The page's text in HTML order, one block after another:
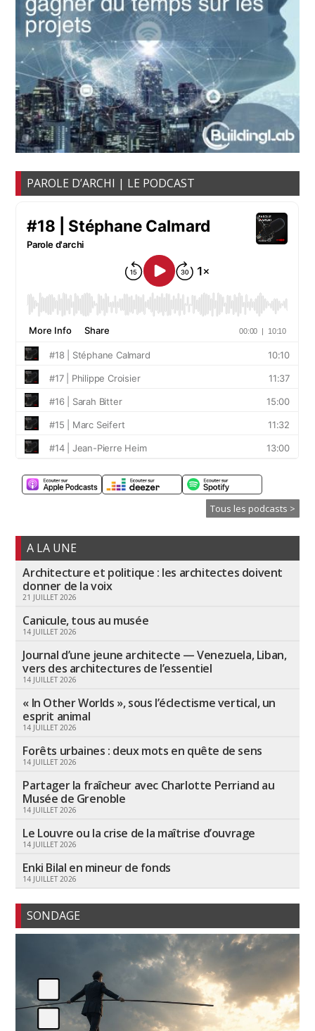
PAROLE D’ARCHI | LE PODCAST
Tous les podcasts >
A LA UNE
Architecture et politique : les architectes doivent
donner de la voix
21 JUILLET 2026
Canicule, tous au musée
14 JUILLET 2026
Journal d’une jeune architecte — Venezuela, Liban,
vers des architectures de l’essentiel
14 JUILLET 2026
« In Other Worlds », sous l’éclectisme vertical, un
esprit animal
14 JUILLET 2026
Forêts urbaines : deux mots en quête de sens
14 JUILLET 2026
Partager la fraîcheur avec Charlotte Perriand au
Musée de Grenoble
14 JUILLET 2026
Le Louvre ou la crise de la maîtrise d’ouvrage
14 JUILLET 2026
Enki Bilal en mineur de fonds
14 JUILLET 2026
SONDAGE